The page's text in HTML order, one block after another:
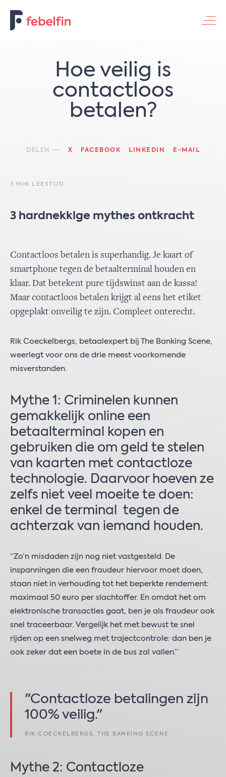
Hoe veilig is
contactloos
betalen?
DELEN X FACEBOOK LINKEDIN E-MAIL
3 MIN LEESTIJD
3 hardnekkige mythes ontkracht
Contactloos betalen is superhandig. Je kaart of
smartphone tegen de betaalterminal houden en
klaar. Dat betekent pure tijdswinst aan de kassa!
Maar contactloos betalen krijgt al eens het etiket
opgeplakt onveilig te zijn. Compleet onterecht.
Rik Coeckelbergs, betaalexpert bij The Banking Scene,
weerlegt voor ons de drie meest voorkomende
misverstanden.
Mythe 1: Criminelen kunnen
gemakkelijk online een
betaalterminal kopen en
gebruiken die om geld te stelen
van kaarten met contactloze
technologie. Daarvoor hoeven ze
zelfs niet veel moeite te doen:
enkel de terminal tegen de
achterzak van iemand houden.
“Zo’n misdaden zijn nog niet vastgesteld. De
inspanningen die een fraudeur hiervoor moet doen,
staan niet in verhouding tot het beperkte rendement:
maximaal 50 euro per slachtoffer. En omdat het om
elektronische transacties gaat, ben je als fraudeur ook
snel traceerbaar. Vergelijk het met bewust te snel
rijden op een snelweg met trajectcontrole: dan ben je
ook zeker dat een boete in de bus zal vallen.”
"Contactloze betalingen zijn
100% veilig."
RIK COECKELBERGS, THE BANKING SCENE
Mythe 2: Contactloze